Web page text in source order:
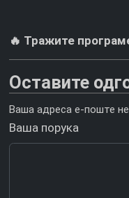
🔥 Тражите
Оставите
Ваша адреса е-поште
Ваша порука